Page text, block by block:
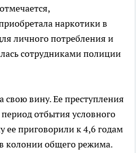
наркотики в
личного потребления и
сотрудниками полиции
вину. Ее преступления
отбытия условного
ее приговорили к 4,6 годам
колонии общего режима.